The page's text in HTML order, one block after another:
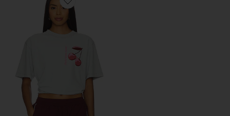
Favorite WARHEADS Tシャツ